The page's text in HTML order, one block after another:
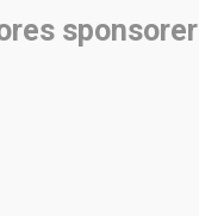
sponsorer​